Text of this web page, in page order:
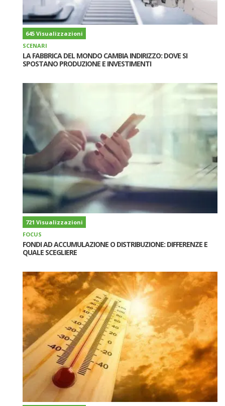
645 Visualizzazioni
SCENARI
LA FABBRICA DEL MONDO CAMBIA INDIRIZZO: DOVE SI
SPOSTANO PRODUZIONE E INVESTIMENTI
721 Visualizzazioni
FOCUS
FONDI AD ACCUMULAZIONE O DISTRIBUZIONE: DIFFERENZE E
QUALE SCEGLIERE